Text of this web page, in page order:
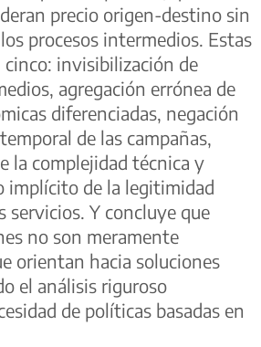
precio origen-destino sin
procesos intermedios. Estas
invisibilización de
agregación errónea de
diferenciadas, negación
de las campañas,
la complejidad técnica y
implícito de la legitimidad
servicios. Y concluye que
no son meramente
orientan hacia soluciones
el análisis riguroso
de políticas basadas en